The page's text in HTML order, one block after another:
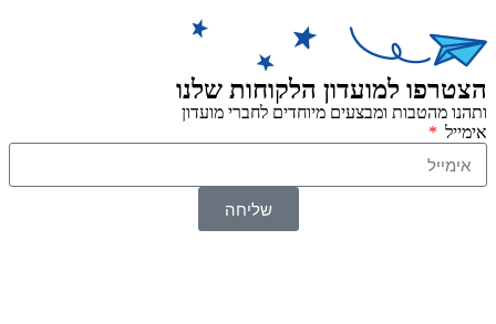
הצטרפו למועדון הלקוחות שלנו
ותהנו מהטבות ומבצעים מיוחדים לחברי מועדון
אימייל
שליחה